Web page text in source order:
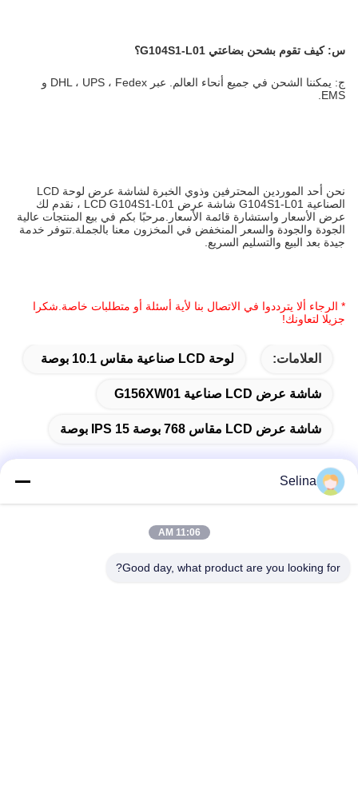
س: كيف تقوم بشحن بضاعتي G104S1-L01؟
ج: يمكننا الشحن في جميع أنحاء العالم. عبر DHL ، UPS ، Fedex و
EMS.
نحن أحد الموردين المحترفين وذوي الخبرة لشاشة عرض لوحة LCD
الصناعية G104S1-L01 شاشة عرض LCD G104S1-L01 ، نقدم لك
عرض الأسعار واستشارة قائمة الأسعار.مرحبًا بكم في بيع المنتجات عالية
الجودة والجودة والسعر المنخفض في المخزون معنا بالجملة.تتوفر خدمة
جيدة بعد البيع والتسليم السريع.
* الرجاء ألا يترددوا في الاتصال بنا لأية أسئلة أو متطلبات خاصة.شكرا
جزيلا لتعاونك!
العلامات: لوحة LCD صناعية مقاس 10.1 بوصة
شاشة عرض LCD صناعية G156XW01
شاشة عرض LCD مقاس 768 بوصة IPS 15 بوصة
العنوان
Selina
11:06 AM
Good day, what product are you looking for?